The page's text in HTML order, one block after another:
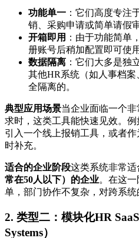
功能单一 ：它们高度专注
销、采购申请或简单请假审
开箱即用 ：由于功能简单
册账号后稍加配置即可使
数据隔离 ：它们大多是独
其他HR系统（如人事档
全隔离的。
典型应用场景当企业面临一个
求时，这类工具能快速见效。
引入一个线上报销工具，或者
时补充。
适合的企业阶段这类系统非常适
常在50人以下）的企业。在这
单，部门协作不复杂，对跨系
2. 类型二：模块化HR
Systems）